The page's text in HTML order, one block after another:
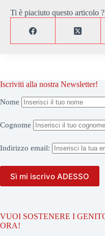
Ti è piaciuto questo articolo
Iscriviti alla nostra Newsletter!
Nome
Cognome
Indirizzo email:
VUOI SOSTENERE I
ORA!